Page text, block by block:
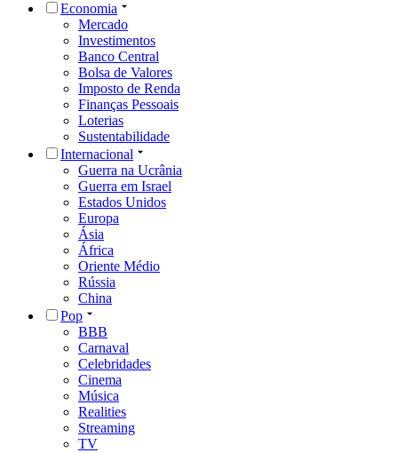
Economia
Mercado
Investimentos
Banco Central
Bolsa de Valores
Imposto de Renda
Finanças Pessoais
Loterias
Sustentabilidade
Internacional
Guerra na Ucrânia
Guerra em Israel
Estados Unidos
Europa
Ásia
África
Oriente Médio
Rússia
China
Pop
BBB
Carnaval
Celebridades
Cinema
Música
Realities
Streaming
TV